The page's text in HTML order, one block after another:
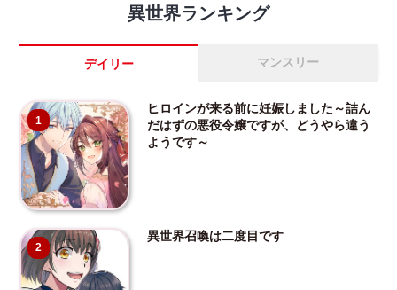
異世界ランキング
デイリー マンスリー
1
ヒロインが来る前に妊娠しました～詰ん
だはずの悪役令嬢ですが、どうやら違う
ようです～
2
異世界召喚は二度目です